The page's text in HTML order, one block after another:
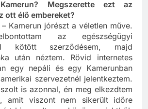
Megszerette ezt az
ott élő embereket?
Kamerun jórészt a véletlen műve.
az egészségügyi
kötött szerződésem, majd
után néztem. Rövid internetes
egy nepáli és egy Kamerunban
szervezetnél jelentkeztem.
is azonnal, én meg elkezdtem